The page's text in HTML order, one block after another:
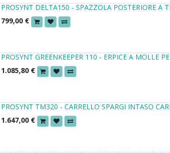
PROSYNT DELTA150 - SPAZZOLA POSTERIORE A
799,00 €
PROSYNT GREENKEEPER 110 - ERPICE A MOLLE
1.085,80 €
PROSYNT TM320 - CARRELLO SPARGI INTASO
1.647,00 €